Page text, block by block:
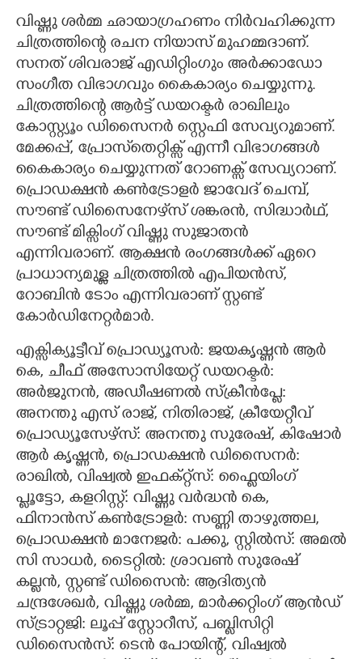
വിഷ്ണു ശർമ്മ ഛായാഗ്രഹണം നിർവഹിക്കുന്ന
ചിത്രത്തിന്റെ രചന നിയാസ് മുഹമ്മദാണ്.
സനത് ശിവരാജ് എഡിറ്റിംഗും അർക്കാഡോ
സംഗീത വിഭാഗവും കൈകാര്യം ചെയ്യുന്നു.
ചിത്രത്തിന്റെ ആർട്ട് ഡയറക്ടർ രാഖിലും
കോസ്റ്റ്യൂം ഡിസൈനർ സ്റ്റെഫി സേവ്യറുമാണ്.
മേക്കപ്പ്, പ്രോസ്‌തെറ്റിക്സ് എന്നീ വിഭാഗങ്ങൾ
കൈകാര്യം ചെയ്യുന്നത് റോണക്സ് സേവ്യറാണ്.
പ്രൊഡക്ഷൻ കൺട്രോളർ ജാവേദ് ചെമ്പ്,
സൗണ്ട് ഡിസൈനേഴ്‌സ് ശങ്കരൻ, സിദ്ധാർഥ്,
സൗണ്ട് മിക്സിംഗ് വിഷ്ണു സുജാതൻ
എന്നിവരാണ്. ആക്ഷൻ രംഗങ്ങൾക്ക് ഏറെ
പ്രാധാന്യമുള്ള ചിത്രത്തിൽ എപിയൻസ്,
റോബിൻ ടോം എന്നിവരാണ് സ്റ്റണ്ട്
കോർഡിനേറ്റർമാർ.
എക്സിക്യൂട്ടീവ് പ്രൊഡ്യൂസർ: ജയകൃഷ്ണൻ ആർ
കെ, ചീഫ് അസോസിയേറ്റ് ഡയറക്ടർ:
അർജുനൻ, അഡീഷണൽ സ്ക്രീൻപ്ലേ:
അനന്തു എസ് രാജ്, നിതിരാജ്, ക്രീയേറ്റീവ്
പ്രൊഡ്യൂസേഴ്സ്: അനന്തു സുരേഷ്, കിഷോർ
ആർ കൃഷ്ണൻ, പ്രൊഡക്ഷൻ ഡിസൈനർ:
രാഖിൽ, വിഷ്വൽ ഇഫക്റ്റ്സ്: ഫ്ലൈയിംഗ്
പ്ലൂട്ടോ, കളറിസ്റ്റ്: വിഷ്ണു വർദ്ധൻ കെ,
ഫിനാൻസ് കൺട്രോളർ: സണ്ണി താഴുത്തല,
പ്രൊഡക്ഷൻ മാനേജർ: പക്കു, സ്റ്റിൽസ്: അമൽ
സി സാധർ, ടൈറ്റിൽ: ശ്രാവൺ സുരേഷ്
കല്ലൻ, സ്റ്റണ്ട് ഡിസൈൻ: ആദിത്യൻ
ചന്ദ്രശേഖർ, വിഷ്ണു ശർമ്മ, മാർക്കറ്റിംഗ് ആൻഡ്
സ്ട്രാറ്റജി: ലൂപ്പ് സ്റ്റോറീസ്, പബ്ലിസിറ്റി
ഡിസൈൻസ്: ടെൻ പോയിന്റ്, വിഷ്വൽ